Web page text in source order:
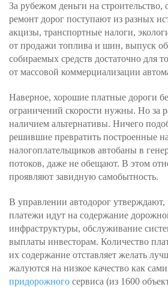
За рубежом деньги на строительство,
ремонт дорог поступают из разных
акцизы, транспортные налоги,
от продажи топлива и шин, выпуск
собираемых средств достаточно для
от массовой коммерциализации
Наверное, хорошие платные дороги
ограничений скорости нужны. Но за
наличием альтернативы. Ничего
решившие превратить построенные
налогоплательщиков автобаны в
потоков, даже не обещают. В этом
проявляют завидную самобытность.
В управлении автодорог
платежи идут на содержание
инфраструктуры, обслуживание
выплаты инвесторам. Количество
их содержание отставляет желать
жалуются на низкое качество как
придорожного сервиса (из 1600